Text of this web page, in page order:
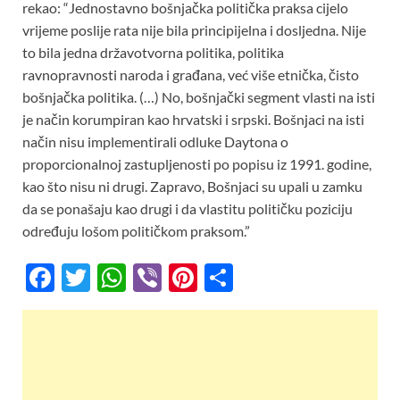
rekao: “Jednostavno bošnjačka politička praksa cijelo
vrijeme poslije rata nije bila principijelna i dosljedna. Nije
to bila jedna državotvorna politika, politika
ravnopravnosti naroda i građana, već više etnička, čisto
bošnjačka politika. (…) No, bošnjački segment vlasti na isti
je način korumpiran kao hrvatski i srpski. Bošnjaci na isti
način nisu implementirali odluke Daytona o
proporcionalnoj zastupljenosti po popisu iz 1991. godine,
kao što nisu ni drugi. Zapravo, Bošnjaci su upali u zamku
da se ponašaju kao drugi i da vlastitu političku poziciju
određuju lošom političkom praksom.”
F
ac
T
w
W
h
Vi
b
Pi
nt h